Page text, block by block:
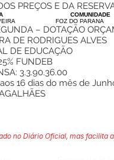
PREÇOS E DA
COMUNIDADE
FOZ DO PARANA
– DOTAÇÃO
DE RODRIGUES ALVES
DE EDUCAÇÃO
FUNDEB
3.3.90.36.00
16 dias do mês de
no Diário Oficial, mas facilita